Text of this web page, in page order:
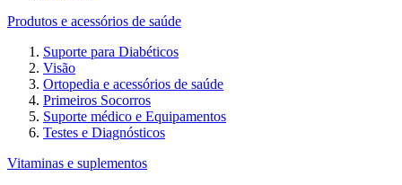
Produtos e acessórios de saúde
Suporte para Diabéticos
Visão
Ortopedia e acessórios de saúde
Primeiros Socorros
Suporte médico e Equipamentos
Testes e Diagnósticos
Vitaminas e suplementos